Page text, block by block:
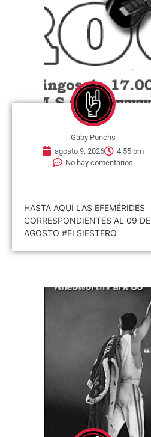
Gaby Ponchs
agosto 9, 2026
4:55 pm
No hay comentarios
HASTA AQUÍ LAS EFEMÉRIDES
CORRESPONDIENTES AL 09 DE
AGOSTO #ELSIESTERO